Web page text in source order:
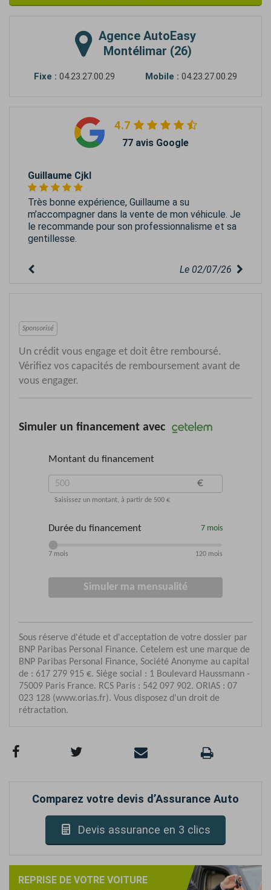
Agence AutoEasy
Montélimar (26)
Fixe : 04.23.27.00.29 Mobile : 04.23.27.00.29
4.7
77 avis Google
Guillaume Cjkl
Très bonne expérience, Guillaume a su
m’accompagner dans la vente de mon véhicule. Je
le recommande pour son professionnalisme et sa
gentillesse.
Le 02/07/26
Comparez votre devis d’Assurance Auto
Devis assurance en 3 clics
REPRISE DE VOTRE VOITURE